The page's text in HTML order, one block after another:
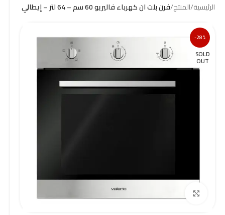
الرئيسية/المنتج/فرن بلت ان كهرباء فاليريو 60 سم – 64 لتر – إيطالي
-28%
SOLD
OUT